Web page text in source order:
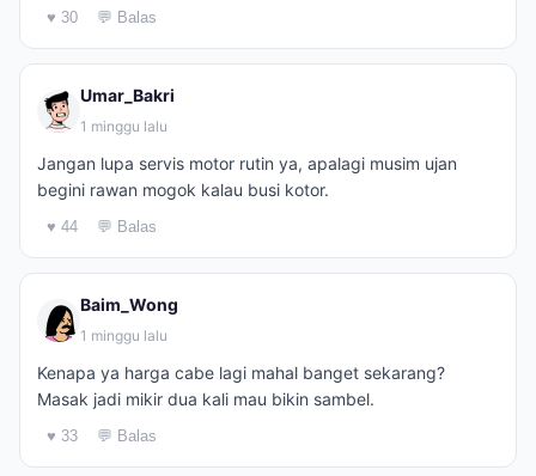
♥ 30 💬 Balas
Umar_Bakri
1 minggu lalu
Jangan lupa servis motor rutin ya, apalagi musim ujan
begini rawan mogok kalau busi kotor.
♥ 44 💬 Balas
Baim_Wong
1 minggu lalu
Kenapa ya harga cabe lagi mahal banget sekarang?
Masak jadi mikir dua kali mau bikin sambel.
♥ 33 💬 Balas